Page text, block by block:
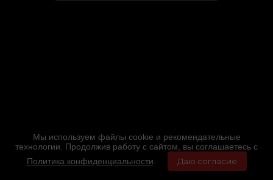
Мы используем файлы cookie и рекомендательные
технологии. Продолжив работу с сайтом, вы соглашаетесь с
Политика конфиденциальности
Даю согласие